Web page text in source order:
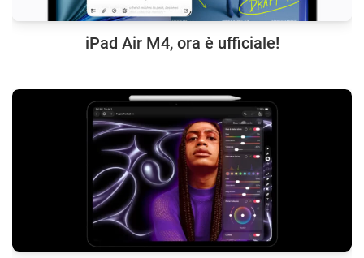
iPad Air M4, ora è ufficiale!